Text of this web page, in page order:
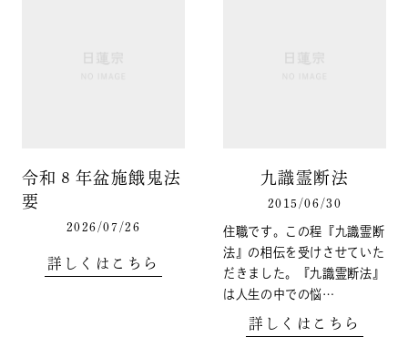
令和８年盆施餓鬼法
要
2026/07/26
詳しくはこちら
九識霊断法
2015/06/30
住職です。この程『九識霊断
法』の相伝を受けさせていた
だきました。『九識霊断法』
は人生の中での悩…
詳しくはこちら